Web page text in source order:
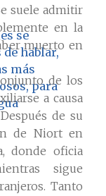
suele admitir
en la
muerto en
de los
a causa
de su
de Niort en
donde oficia
sigue
Tanto
se
hablar,
más
para